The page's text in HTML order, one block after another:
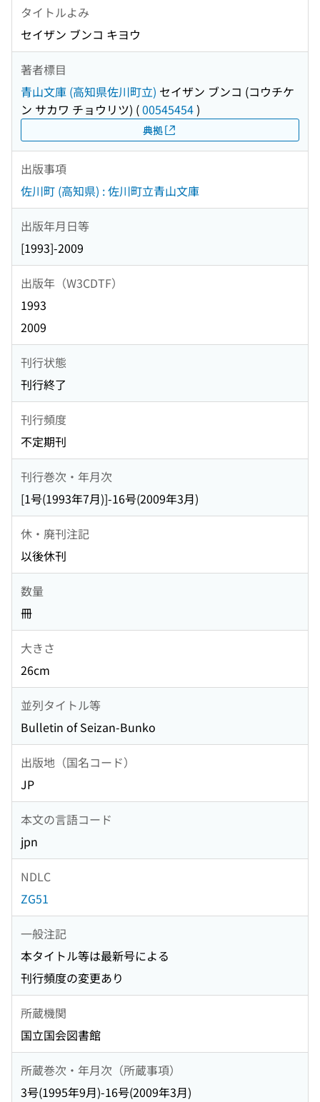
タイトルよみ
セイザン ブンコ キヨウ
著者標目
青山文庫 (高知県佐川町立) セイザン ブンコ (コウチケ
ン サカワ チョウリツ) (00545454)
典拠
出版事項
佐川町 (高知県) : 佐川町立青山文庫
出版年月日等
[1993]-2009
出版年（W3CDTF）
1993
2009
刊行状態
刊行終了
刊行頻度
不定期刊
刊行巻次・年月次
[1号(1993年7月)]-16号(2009年3月)
休・廃刊注記
以後休刊
数量
冊
大きさ
26cm
並列タイトル等
Bulletin of Seizan-Bunko
出版地（国名コード）
JP
本文の言語コード
jpn
NDLC
ZG51
一般注記
本タイトル等は最新号による
刊行頻度の変更あり
所蔵機関
国立国会図書館
所蔵巻次・年月次（所蔵事項）
3号(1995年9月)-16号(2009年3月)